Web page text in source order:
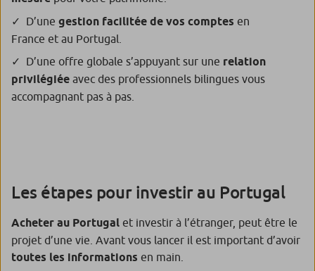
D’une gestion facilitée de vos comptes en
France et au Portugal.
D’une offre globale s’appuyant sur une relation
privilégiée avec des professionnels bilingues vous
accompagnant pas à pas.
Les étapes pour investir au Portugal
Acheter au Portugal et investir à l’étranger, peut être le
projet d’une vie. Avant vous lancer il est important d’avoir
toutes les informations en main.